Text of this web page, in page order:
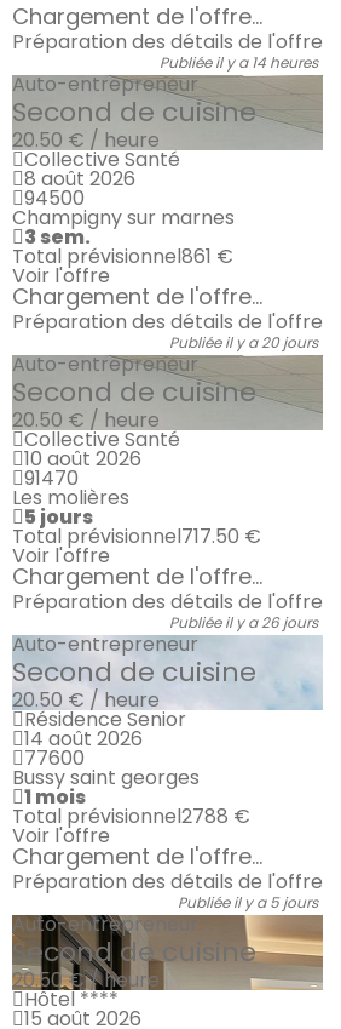
Chargement de l'offre...
Préparation des détails de l'offre
Publiée il y a 14 heures
Auto-entrepreneur
Second de cuisine
20.50 € / heure
Collective Santé
8 août 2026
94500
Champigny sur marnes
3 sem.
Total prévisionnel861 €
Voir l'offre
Chargement de l'offre...
Préparation des détails de l'offre
Publiée il y a 20 jours
Auto-entrepreneur
Second de cuisine
20.50 € / heure
Collective Santé
10 août 2026
91470
Les molières
5 jours
Total prévisionnel717.50 €
Voir l'offre
Chargement de l'offre...
Préparation des détails de l'offre
Publiée il y a 26 jours
Auto-entrepreneur
Second de cuisine
20.50 € / heure
Résidence Senior
14 août 2026
77600
Bussy saint georges
1 mois
Total prévisionnel2788 €
Voir l'offre
Chargement de l'offre...
Préparation des détails de l'offre
Publiée il y a 5 jours
Auto-entrepreneur
Second de cuisine
20.50 € / heure
Hôtel ****
15 août 2026